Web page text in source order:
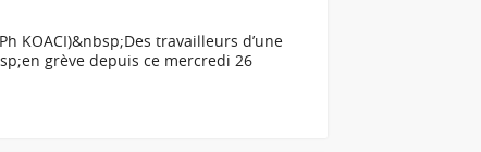
KOACI)&nbsp; Des travailleurs d’une
grève depuis ce mercredi 26